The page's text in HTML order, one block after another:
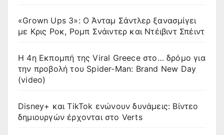
«Grown Ups 3»: Ο Άνταμ Σάντλερ ξανασμίγει
με Κρις Ροκ, Ρομπ Σνάιντερ και Ντέιβιντ Σπέιντ
Η 4η Εκπομπή της Viral Greece στο… δρόμο για
την προβολή του Spider-Man: Brand New Day
(video)
Disney+ και TikTok ενώνουν δυνάμεις: Βίντεο
δημιουργών έρχονται στο Verts